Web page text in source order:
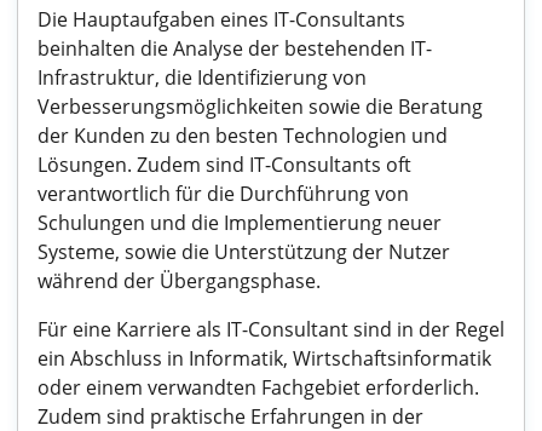
Die Hauptaufgaben eines IT-Consultants
beinhalten die Analyse der bestehenden IT-
Infrastruktur, die Identifizierung von
Verbesserungsmöglichkeiten sowie die Beratung
der Kunden zu den besten Technologien und
Lösungen. Zudem sind IT-Consultants oft
verantwortlich für die Durchführung von
Schulungen und die Implementierung neuer
Systeme, sowie die Unterstützung der Nutzer
während der Übergangsphase.
Für eine Karriere als IT-Consultant sind in der Regel
ein Abschluss in Informatik, Wirtschaftsinformatik
oder einem verwandten Fachgebiet erforderlich.
Zudem sind praktische Erfahrungen in der